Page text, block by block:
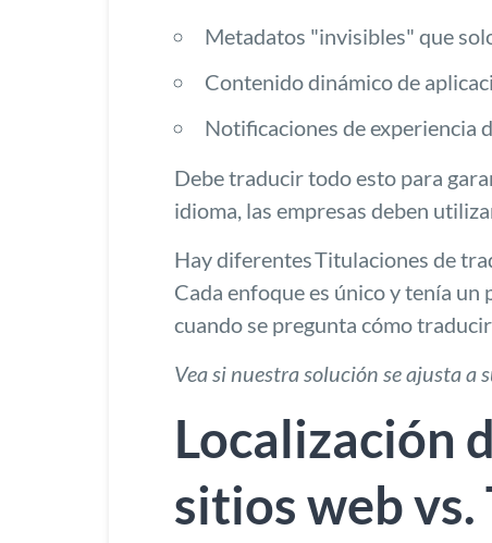
Metadatos "invisibles" que
Contenido dinámico de
Notificaciones de experiencia
Debe traducir todo esto para
idioma, las empresas deben
Hay diferentesTitulaciones de
Cada enfoque es único y tenía
cuando se pregunta cómo
Vea si nuestra solución se ajusta a
Localización
sitios web